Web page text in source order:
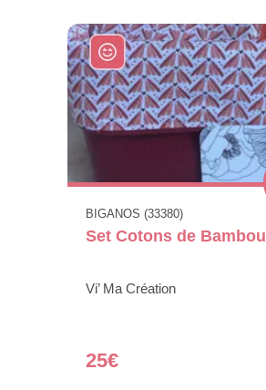
BIGANOS (33380)
Set Cotons de Bambou
Vi’ Ma Création
25€